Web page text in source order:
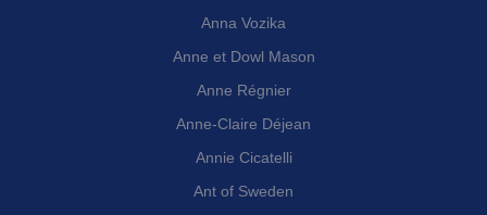
Anna Vozika
Anne et Dowl Mason
Anne Régnier
Anne-Claire Déjean
Annie Cicatelli
Ant of Sweden